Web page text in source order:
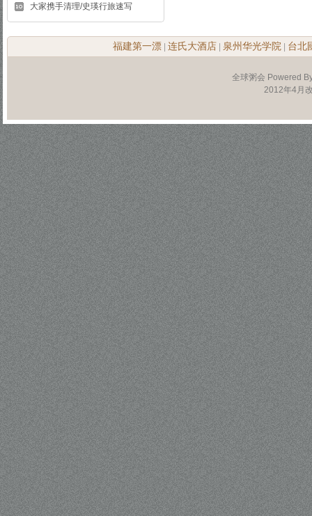
大家携手清理/史瑛行旅速写
福建第一漂 连氏大酒店 泉州华光学院 台北
全球粥会 Powered
2012年4月